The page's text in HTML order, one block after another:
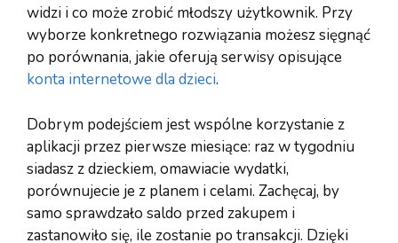
widzi i co może zrobić młodszy użytkownik. Przy
wyborze konkretnego rozwiązania możesz sięgnąć
po porównania, jakie oferują serwisy opisujące
konta internetowe dla dzieci.
Dobrym podejściem jest wspólne korzystanie z
aplikacji przez pierwsze miesiące: raz w tygodniu
siadasz z dzieckiem, omawiacie wydatki,
porównujecie je z planem i celami. Zachęcaj, by
samo sprawdzało saldo przed zakupem i
zastanowiło się, ile zostanie po transakcji. Dzięki